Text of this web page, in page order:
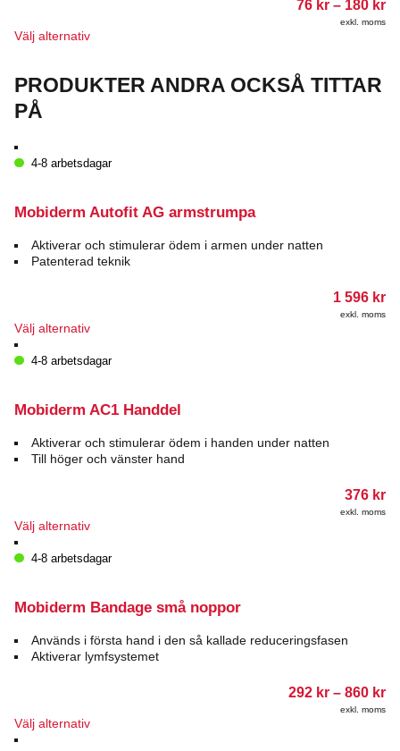
76 kr – 180 kr
exkl. moms
Välj alternativDen
har
alternativen
på
PRODUKTER ANDRA OCKSÅ TITTAR
PÅ
4-8 arbetsdagar
Mobiderm Autofit AG armstrumpa
Aktiverar och stimulerar ödem i armen under natten
Patenterad teknik
1 596 kr
exkl. moms
Välj alternativDen
produkten
varianter.
olika
alternativen
produktsidan
4-8 arbetsdagar
Mobiderm AC1 Handdel
Aktiverar och stimulerar ödem i handen under natten
Till höger och vänster hand
376 kr
exkl. moms
Välj alternativDen
produkten
varianter.
olika
alternativen
produktsidan
4-8 arbetsdagar
Mobiderm Bandage små noppor
Används i första hand i den så kallade reduceringsfasen
Aktiverar lymfsystemet
292 kr – 860 kr
exkl. moms
Välj alternativDen